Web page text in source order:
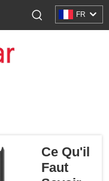
FR
Ce Qu'il
Faut